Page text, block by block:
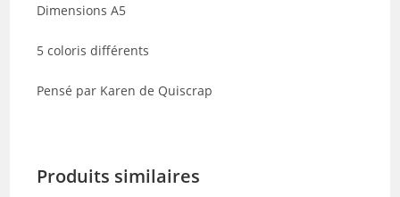
Dimensions A5
5 coloris différents
Pensé par Karen de Quiscrap
Produits similaires